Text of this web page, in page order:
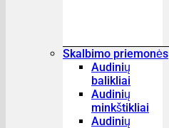
Skalbimo priemonės
Audinių
balikliai
Audinių
minkštikliai
Audinių